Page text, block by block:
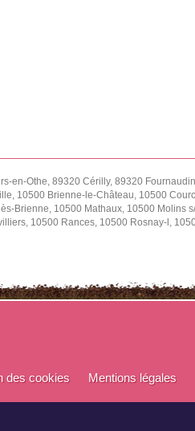
en-Othe, 89320 Cérilly, 89320
10500 Brienne-le-Château, 10500
Brienne, 10500 Mathaux, 10500 Molins
10500 Rances, 10500 Rosnay-l,
des cookies Mentions légales